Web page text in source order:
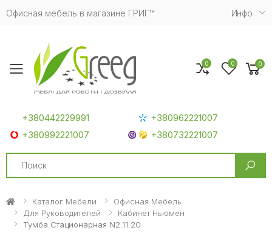
Офисная мебель в магазине ГРИГ™ Инфо
Toggle mobile menu
+380442229991
+380962221007
+380992221007
+380732221007
Search
0 0 0
Каталог Мебели
Офисная Мебель
Для Руководителей
Кабинет Ньюмен
Тумба Стационарная N2.11.20